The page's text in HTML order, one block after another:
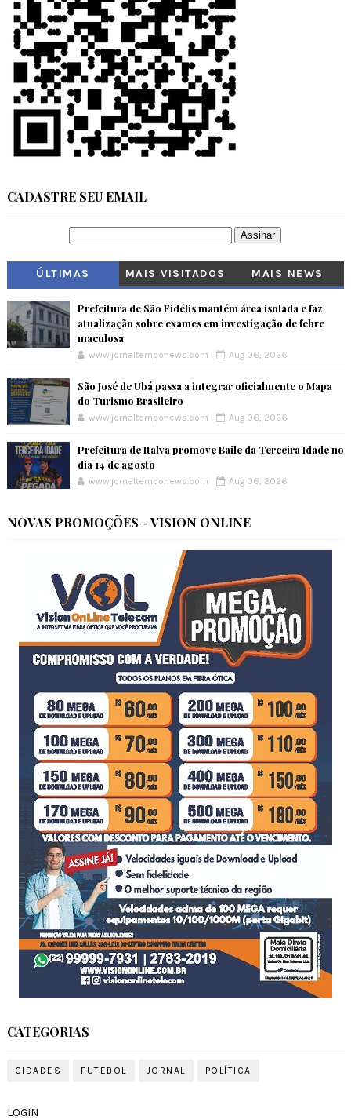
CADASTRE SEU EMAIL
ÚLTIMAS MAIS VISITADOS MAIS NEWS
Prefeitura de São Fidélis mantém área isolada e faz
atualização sobre exames em investigação de febre
maculosa
www.jornaltemponews.com Aug 06, 2026
São José de Ubá passa a integrar oficialmente o Mapa
do Turismo Brasileiro
www.jornaltemponews.com Aug 06, 2026
Prefeitura de Italva promove Baile da Terceira Idade no
dia 14 de agosto
www.jornaltemponews.com Aug 06, 2026
NOVAS PROMOÇÕES - VISION ONLINE
CATEGORIAS
CIDADES FUTEBOL JORNAL POLÍTICA
LOGIN